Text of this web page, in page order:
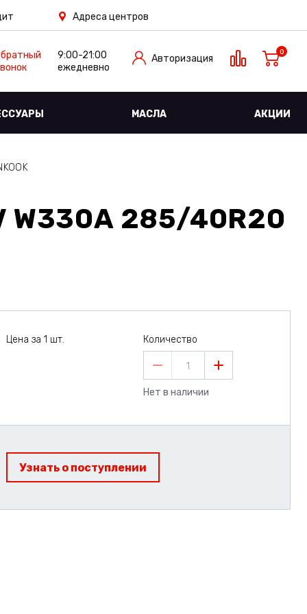
Адреса центров
9:00-21:00
ежедневно
Авторизация
0
МАСЛА АКЦИИ
W330A 285/40R20
Цена за 1 шт. Количество
1
Нет в наличии
Узнать о поступлении